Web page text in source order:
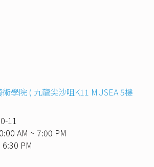
學院 ( 九龍尖沙咀K11 MUSEA 5樓
11
AM ~ 7:00 PM
PM